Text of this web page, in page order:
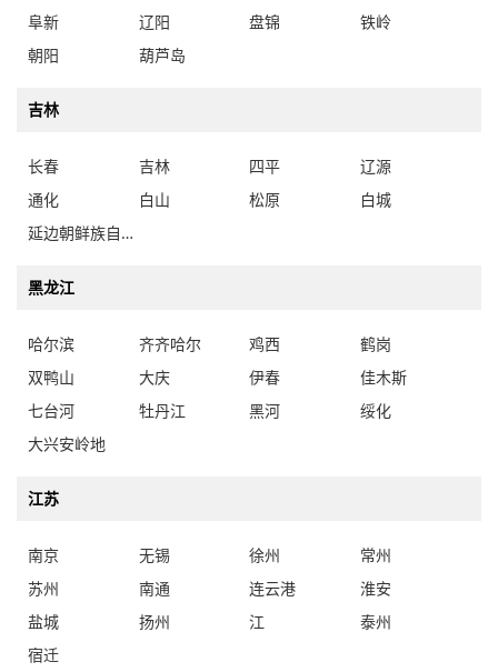
阜新
辽阳 盘锦
铁岭
朝阳
葫芦岛
吉林
长春 吉林 四平
辽源
通化
白山 松原
白城
延边朝鲜族自治州
黑龙江
哈尔滨 齐齐哈尔 鸡西
鹤岗
双鸭山
大庆 伊春
佳木斯
七台河
牡丹江 黑河
绥化
大兴安岭地
江苏
南京 无锡 徐州
常州
苏州
南通 连云港
淮安
盐城
扬州 江
泰州
宿迁